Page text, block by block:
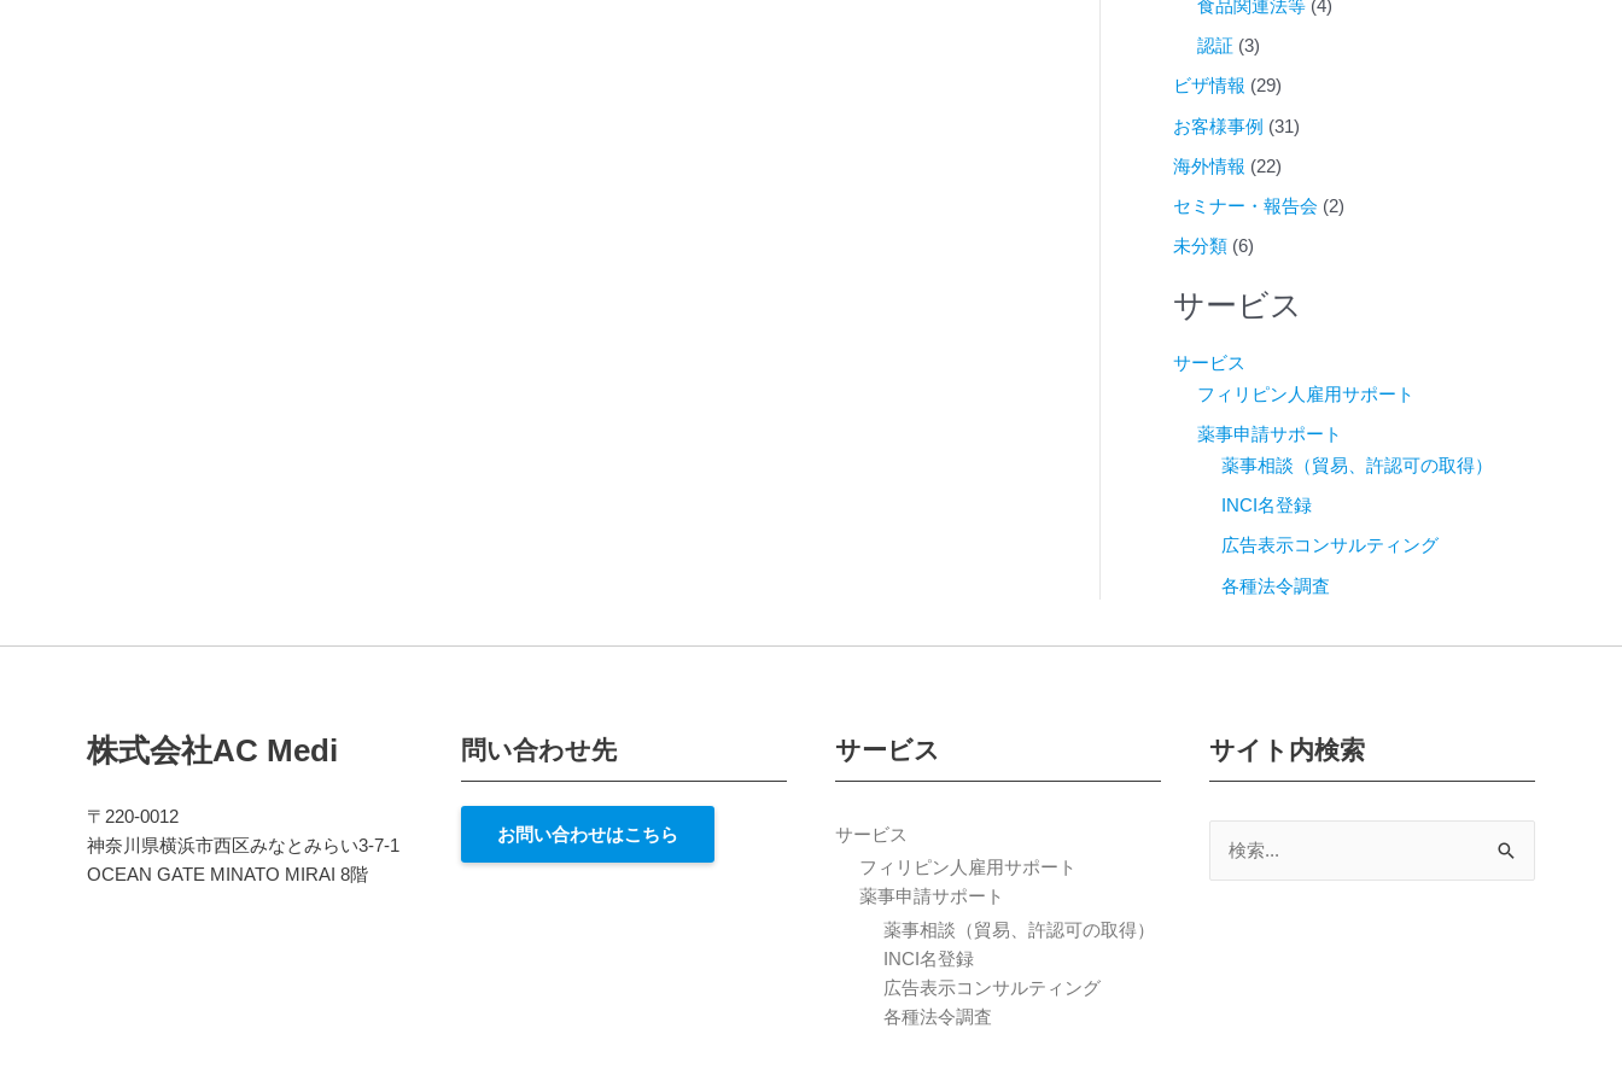
食品関連法等 (4)
認証 (3)
ビザ情報 (29)
お客様事例 (31)
海外情報 (22)
セミナー・報告会 (2)
未分類 (6)
サービス
サービス
フィリピン人雇用サポート
薬事申請サポート
薬事相談（貿易、許認可の取得）
INCI名登録
広告表示コンサルティング
各種法令調査
株式会社AC Medi
〒220-0012
神奈川県横浜市西区みなとみらい3-7-1
OCEAN GATE MINATO MIRAI 8階
問い合わせ先
お問い合わせはこちら
サービス
サービス
フィリピン人雇用サポート
薬事申請サポート
薬事相談（貿易、許認可の取得）
INCI名登録
広告表示コンサルティング
各種法令調査
サイト内検索
索